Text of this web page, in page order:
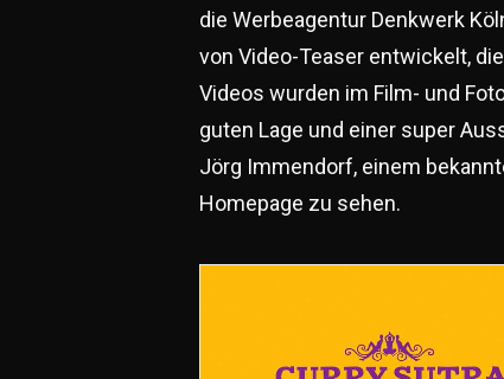
die Werbeagentur Denkwerk
von Video-Teaser entwickelt,
Videos wurden im Film- und
guten Lage und einer super
Jörg Immendorf, einem
Homepage zu sehen.